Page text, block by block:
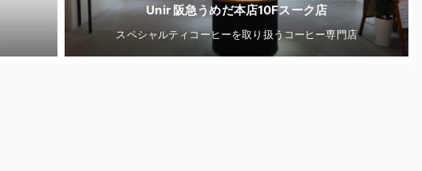
Unir 阪急うめだ本店10Fスーク店
スペシャルティコーヒーを取り扱うコーヒー専門店